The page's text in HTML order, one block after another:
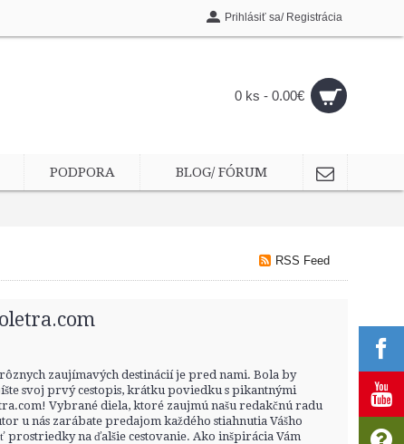
Prihlásiť sa/ Registrácia
0 ks - 0.00€
PODPORA BLOG/ FÓRUM
RSS Feed
zaujímavých destinácií je pred nami. Bola by
svoj prvý cestopis, krátku poviedku s pikantnými
Vybrané diela, ktoré zaujmú našu redakčnú radu
u nás zarábate predajom každého stiahnutia Vášho
na ďalšie cestovanie. Ako inšpirácia Vám